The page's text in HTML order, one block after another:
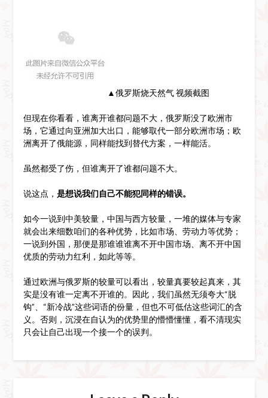
▲俄罗斯烧天然气 视频截图
但现在你看看，谁离开谁都问题不大，俄罗斯没了欧洲市
场，它通过向亚洲加大出口，能够取代一部分欧洲市场；欧
洲离开了俄能源，同样能找到替代方案，一样能活。
虽然都受了伤，但谁离开了谁都问题不大。
说这点， 是想说我们自己不能犯同样的错误。
如今一说到中美较量，中国与西方较量，一堆的媒体与专家
就会出来细数咱们的各种优势，比如市场、劳动力等优势；
一说到外国，那便是那谁谁谁离不开中国市场、离不开中国
优质的劳动力红利，如此等等。
通过欧洲与俄罗斯的较量可以看出，较量真要较起真来，其
实是没有谁一定离不开谁的。因此，我们虽然无须夸大“脱
钩”、“新冷战”这些词语的份量，但也不可低估这些词汇的含
义。否则，沉浸在自认为的优势里的懵懵懂懂，看不清现实
只会让自己出现一个接一个的误判。